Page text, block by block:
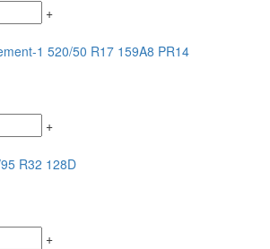
+
1 520/50 R17 159A8 PR14
+
R32 128D
+